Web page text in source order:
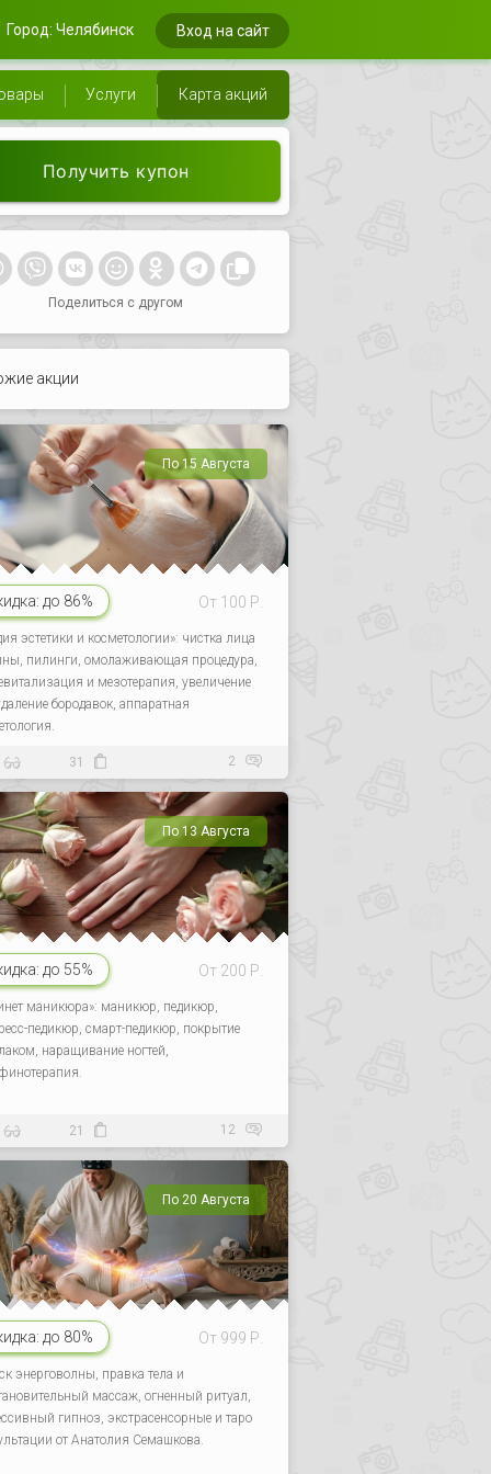
Город: Челябинск Вход на сайт
Услуги Карта акций
Получить купон
Поделиться с другом
акции
По 15 Августа
до 86% От 100 Р.
эстетики и косметологии»: чистка лица
пилинги, омолаживающая процедура,
и мезотерапия, увеличение
бородавок, аппаратная
31 2
По 13 Августа
до 55% От 200 Р.
маникюра»: маникюр, педикюр,
педикюр, смарт-педикюр, покрытие
наращивание ногтей,
21 12
По 20 Августа
до 80% От 999 Р.
энерговолны, правка тела и
массаж, огненный ритуал,
гипноз, экстрасенсорные и таро
от Анатолия Семашкова.